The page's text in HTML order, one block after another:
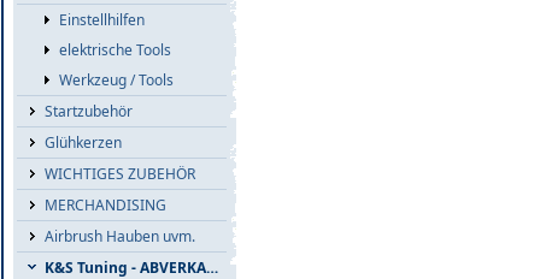
Einstellhilfen
elektrische Tools
Werkzeug / Tools
Startzubehör
Glühkerzen
WICHTIGES ZUBEHÖR
MERCHANDISING
Airbrush Hauben uvm.
K&S Tuning - ABVERKAUF